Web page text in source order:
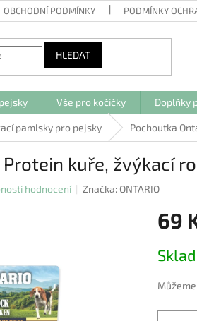
OBCHODNÍ PODMÍNKY PODMÍNKY
HLEDAT
Vše pro kočičky Doplňky
pamlsky pro pejsky Pochoutka
kuře, žvýkací
hodnocení Značka: ONTARIO
69
cena: